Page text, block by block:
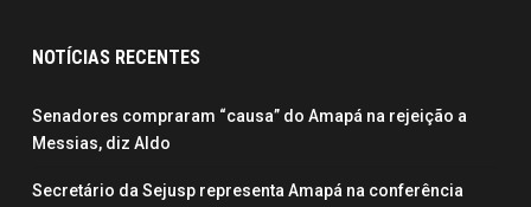
NOTÍCIAS RECENTES
Senadores compraram “causa” do Amapá na rejeição a
Messias, diz Aldo
Secretário da Sejusp representa Amapá na conferência